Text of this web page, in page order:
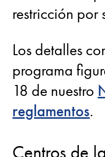
restricción por
Los detalles
programa
18 de nuestro
reglamentos.
Centros de